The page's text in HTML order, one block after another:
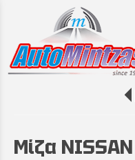
Μίζα NISSAN